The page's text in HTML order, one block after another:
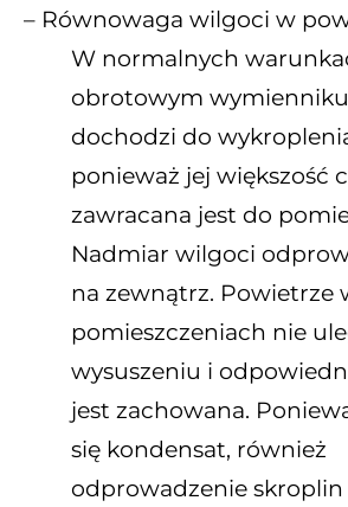
– Równowaga wilgoci w
W normalnych
obrotowym wymienniku
dochodzi do
ponieważ jej większość
zawracana jest do
Nadmiar wilgoci
na zewnątrz. Powietrze
pomieszczeniach nie
wysuszeniu i
jest zachowana.
się kondensat, również
odprowadzenie skroplin